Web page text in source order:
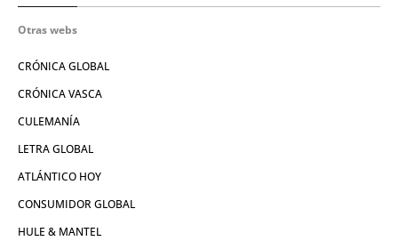
Otras webs
CRÓNICA GLOBAL
CRÓNICA VASCA
CULEMANÍA
LETRA GLOBAL
ATLÁNTICO HOY
CONSUMIDOR GLOBAL
HULE & MANTEL